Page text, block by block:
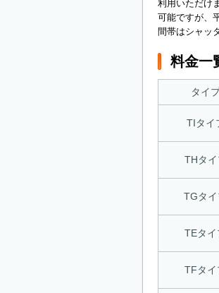
利用いただけ
可能ですが、
間帯はシャッ
料金一
タイ
TIタイ
THタ
TGタ
TEタイ
TFタイ